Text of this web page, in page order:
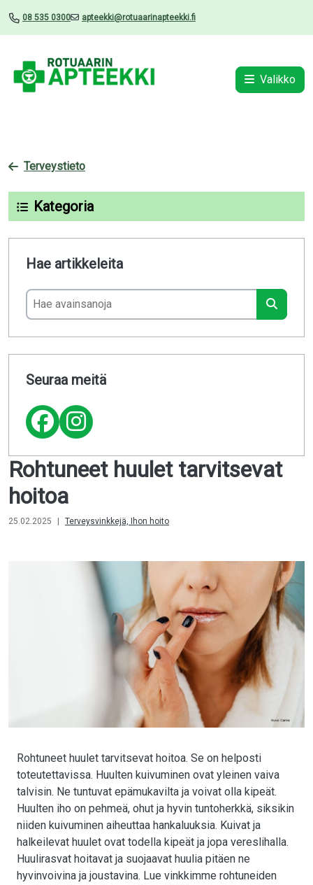
08 535 0300 apteekki@rotuaarinapteekki.fi
Valikko
Terveystieto
Kategoria
Hae artikkeleita
Hae avainsanoja
Seuraa meitä
Rohtuneet huulet tarvitsevat
hoitoa
25.02.2025 | Terveysvinkkejä, Ihon hoito
Rohtuneet huulet tarvitsevat hoitoa. Se on helposti
toteutettavissa. Huulten kuivuminen ovat yleinen vaiva
talvisin. Ne tuntuvat epämukavilta ja voivat olla kipeät.
Huulten iho on pehmeä, ohut ja hyvin tuntoherkkä, siksikin
niiden kuivuminen aiheuttaa hankaluuksia. Kuivat ja
halkeilevat huulet ovat todella kipeät ja jopa vereslihalla.
Huulirasvat hoitavat ja suojaavat huulia pitäen ne
hyvinvoivina ja joustavina. Lue vinkkimme rohtuneiden